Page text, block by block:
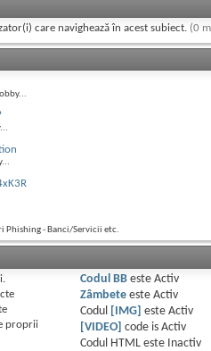
care navighează în acest subiect. (0
Phishing - Banci/Servicii etc.
proprii
Codul BBeste Activ
Zâmbeteeste Activ
Codul
[IMG] este Activ
[VIDEO]
code is Activ
Codul HTML este
Inactiv